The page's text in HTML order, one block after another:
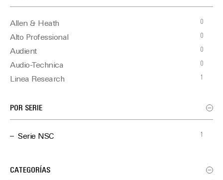
Allen & Heath 0
Alto Professional 0
Audient 0
Audio-Technica 0
Linea Research 1
Optimal Audio
TiMax 0
POR SERIE
Serie NSC 1
CATEGORÍAS